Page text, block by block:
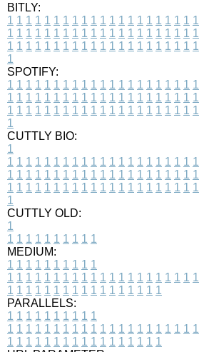
BITLY:
1 1 1 1 1 1 1 1 1 1 1 1 1 1 1 1 1 1 1 1 1
1 1 1 1 1 1 1 1 1 1 1 1 1 1 1 1 1 1 1 1 1
1 1 1 1 1 1 1 1 1 1 1 1 1 1 1 1 1 1 1 1 1
1
SPOTIFY:
1 1 1 1 1 1 1 1 1 1 1 1 1 1 1 1 1 1 1 1 1
1 1 1 1 1 1 1 1 1 1 1 1 1 1 1 1 1 1 1 1 1
1 1 1 1 1 1 1 1 1 1 1 1 1 1 1 1 1 1 1 1 1
1
CUTTLY BIO:
1
1 1 1 1 1 1 1 1 1 1 1 1 1 1 1 1 1 1 1 1 1
1 1 1 1 1 1 1 1 1 1 1 1 1 1 1 1 1 1 1 1 1
1 1 1 1 1 1 1 1 1 1 1 1 1 1 1 1 1 1 1 1 1
1
CUTTLY OLD:
1
1 1 1 1 1 1 1 1 1 1
MEDIUM:
1 1 1 1 1 1 1 1 1 1
1 1 1 1 1 1 1 1 1 1 1 1 1 1 1 1 1 1 1 1 1
1 1 1 1 1 1 1 1 1 1 1 1 1 1 1 1 1
PARALLELS:
1 1 1 1 1 1 1 1 1 1
1 1 1 1 1 1 1 1 1 1 1 1 1 1 1 1 1 1 1 1 1
1 1 1 1 1 1 1 1 1 1 1 1 1 1 1 1 1